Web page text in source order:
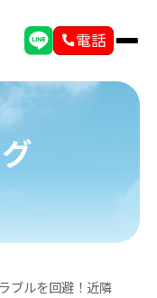
電話
ブルを回避！近隣